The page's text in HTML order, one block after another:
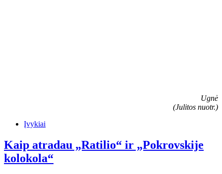
Ugnė
(Julitos nuotr.)
Įvykiai
Kaip atradau „Ratilio“ ir „Pokrovskije
kolokola“